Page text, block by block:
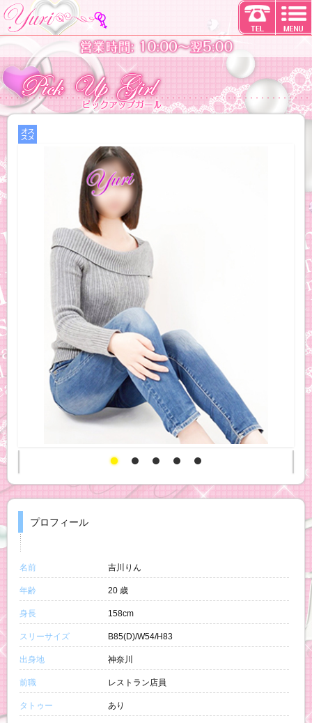
プロフィール
名前 吉川りん
年齢 20 歳
身長 158cm
スリーサイズ B85(D)/W54/H83
出身地 神奈川
前職 レストラン店員
タトゥー あり